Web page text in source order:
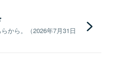
から。（2026年7月31日